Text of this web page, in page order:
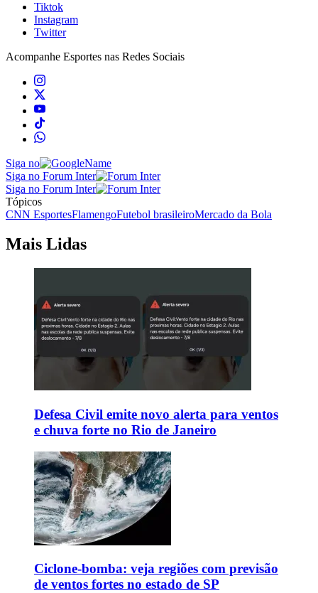
Tiktok
Instagram
Twitter
Acompanhe Esportes nas Redes Sociais
Siga no
Siga no Forum Inter
Siga no Forum Inter
Tópicos
CNN EsportesFlamengoFutebol brasileiroMercado da Bola
Mais Lidas
Defesa Civil emite novo alerta para ventos
e chuva forte no Rio de Janeiro
Ciclone-bomba: veja regiões com previsão
de ventos fortes no estado de SP